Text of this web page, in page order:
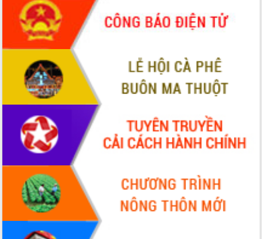
Xây dựng nền hành chính số đồng
hành cùng nông dân dân, doanh nghiệp
Giai đoạn 2026-2030, Đắk Lắk phấn
đấu có 77% xã đạt chuẩn nông thôn
Chuyển đổi số 'mở đường' cho nông
nghiệp Đắk Lắk tăng trưởng bứt phá
Triển khai đồng bộ đo đạc, lập hồ sơ
địa chính, hoàn thiện cơ sở dữ liệu đất
đai
Ứng dụng sinh trắc học - Bước tiến
trong hành trình chuyển đổi số tại Đắk
Lắk
Đắk Lắk nâng cao hiệu quả công tác
Đảng từ Sổ tay đảng viên điện tử
Đắk Lắk đẩy mạnh nuôi biển công
nghệ, hướng tới phát triển thủy sản
bền vững